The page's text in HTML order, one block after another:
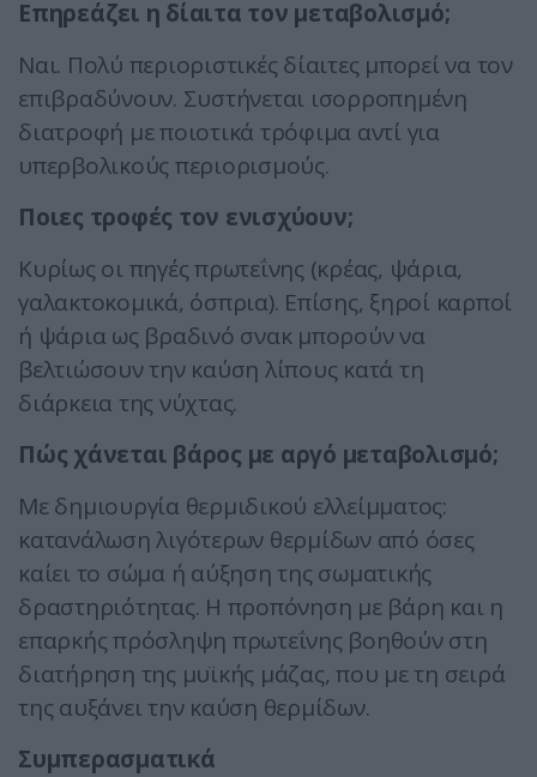
Επηρεάζει η δίαιτα τον μεταβολισμό;
Ναι. Πολύ περιοριστικές δίαιτες μπορεί να τον
επιβραδύνουν. Συστήνεται ισορροπημένη
διατροφή με ποιοτικά τρόφιμα αντί για
υπερβολικούς περιορισμούς.
Ποιες τροφές τον ενισχύουν;
Κυρίως οι πηγές πρωτεΐνης (κρέας, ψάρια,
γαλακτοκομικά, όσπρια). Επίσης, ξηροί καρποί
ή ψάρια ως βραδινό σνακ μπορούν να
βελτιώσουν την καύση λίπους κατά τη
διάρκεια της νύχτας.
Πώς χάνεται βάρος με αργό μεταβολισμό;
Με δημιουργία θερμιδικού ελλείμματος:
κατανάλωση λιγότερων θερμίδων από όσες
καίει το σώμα ή αύξηση της σωματικής
δραστηριότητας. Η προπόνηση με βάρη και η
επαρκής πρόσληψη πρωτεΐνης βοηθούν στη
διατήρηση της μυϊκής μάζας, που με τη σειρά
της αυξάνει την καύση θερμίδων.
Συμπερασματικά